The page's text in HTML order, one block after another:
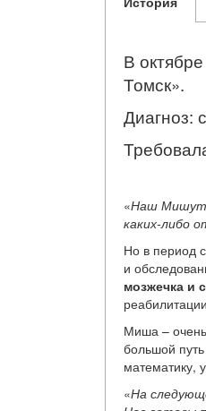
В
Томск».
Диагноз:
«Наш
каких-либо
Но в период
и
мозжечка и
Миша –
большой
математику,
«На